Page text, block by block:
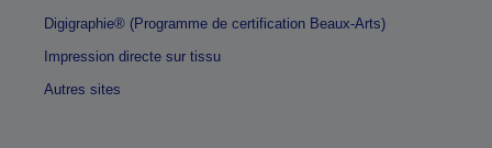
Digigraphie® (Programme de certification Beaux-Arts)
Impression directe sur tissu
Autres sites